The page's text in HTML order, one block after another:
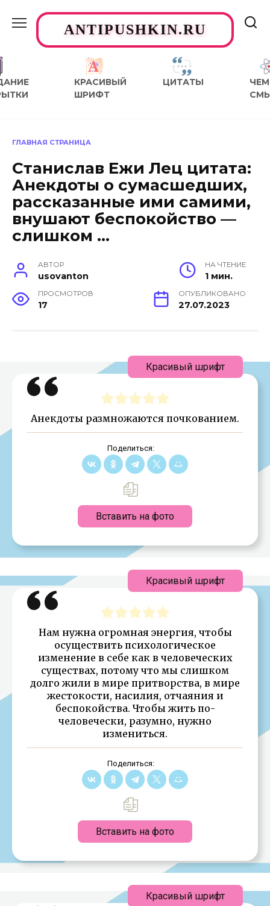
содержаниюANTIPUSHKIN.RU
КРАСИВЫЙ
ШРИФТ
ЦИТАТЫ
ЧЕМ
ГЛАВНАЯ СТРАНИЦА
Станислав Ежи Лец цитата:
Анекдоты о сумасшедших,
рассказанные ими самими,
внушают беспокойство —
слишком …
АВТОР
usovanton
НА ЧТЕНИЕ
1 мин.
ПРОСМОТРОВ
17
ОПУБЛИКОВАНО
27.07.2023
Анекдоты размножаются почкованием.
Поделиться:
Вставить на фото
Красивый шрифт
Нам нужна огромная энергия, чтобы
осуществить психологическое
изменение в себе как в человеческих
существах, потому что мы слишком
долго жили в мире притворства, в мире
жестокости, насилия, отчаяния и
беспокойства. Чтобы жить по-
человечески, разумно, нужно
измениться.
Поделиться:
Вставить на фото
Красивый шрифт
Красивый шрифт